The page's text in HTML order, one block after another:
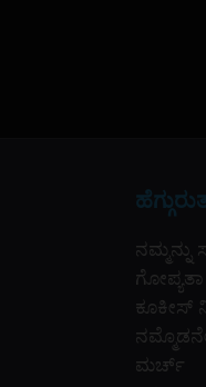
ನಮ್ಮನ್ನು
ಕೂಕೀಸ್
ಮರ್ಚ್